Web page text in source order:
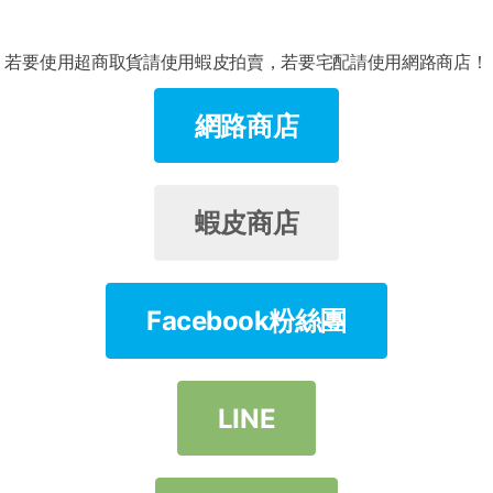
若要使用超商取貨請使用蝦皮拍賣，若要宅配請使用網路商店！
網路商店
蝦皮商店
Facebook粉絲團
LINE